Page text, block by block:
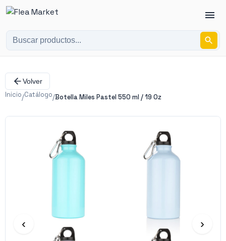
Volver
Inicio/Catálogo/Botella Miles Pastel 550 ml / 19 Oz
‹ ›